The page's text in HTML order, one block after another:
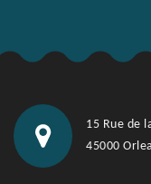
15 Rue de
45000